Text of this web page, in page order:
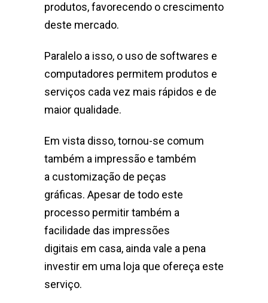
produtos, favorecendo o crescimento
deste mercado.
Paralelo a isso, o uso de softwares e
computadores permitem produtos e
serviços cada vez mais rápidos e de
maior qualidade.
Em vista disso, tornou-se comum
também a impressão e também
a customização de peças
gráficas. Apesar de todo este
processo permitir também a
facilidade das impressões
digitais em casa, ainda vale a pena
investir em uma loja que ofereça este
serviço.